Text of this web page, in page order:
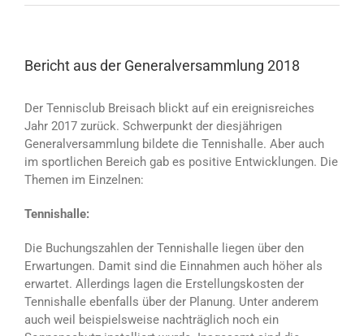
Bericht aus der Generalversammlung 2018
Der Tennisclub Breisach blickt auf ein ereignisreiches
Jahr 2017 zurück. Schwerpunkt der diesjährigen
Generalversammlung bildete die Tennishalle. Aber auch
im sportlichen Bereich gab es positive Entwicklungen. Die
Themen im Einzelnen:
Tennishalle:
Die Buchungszahlen der Tennishalle liegen über den
Erwartungen. Damit sind die Einnahmen auch höher als
erwartet. Allerdings lagen die Erstellungskosten der
Tennishalle ebenfalls über der Planung. Unter anderem
auch weil beispielsweise nachträglich noch ein